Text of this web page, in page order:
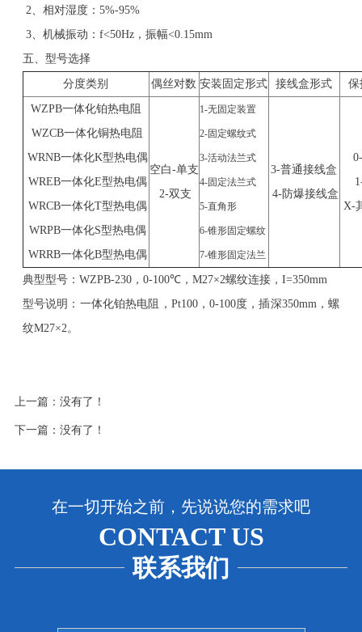
2、相对湿度： 5%-95%
3、机械振动： f<50Hz，振幅<0.15mm
五、型号选择
分度类别 偶丝对数 安装固定形式 接线盒形式 保
WZPB一体化铂热电阻
WZCB一体化铜热电阻
WRNB一体化K型热电偶
WREB一体化E型热电偶
WRCB一体化T型热电偶
WRPB一体化S型热电偶
WRRB一体化B型热电偶
空白-单支
2-双支
1-无固定装置
2-固定螺纹式
3-活动法兰式
4-固定法兰式
5-直角形
6-锥形固定螺纹
7-锥形固定法兰
3-普通接线盒
4-防爆接线盒
X-
典型型号： WZPB-230， 0-100℃， M27×2螺纹连接， I=350mm
型号说明：一体化铂热电阻， Pt100， 0-100度，插深350mm，螺
纹M27×2。
上一篇：没有了！
下一篇：没有了！
在一切开始之前，先说说您的需求吧
CONTACT US
联系我们